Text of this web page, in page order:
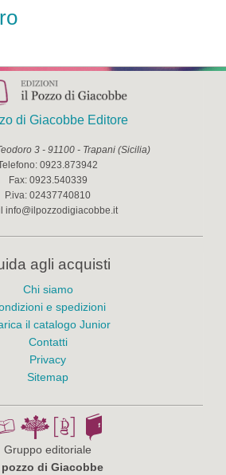
di Giacobbe Editore
3 - 91100 - Trapani (Sicilia)
0923.873942
Fax: 0923.540339
P.iva: 02437740810
info@ilpozzodigiacobbe.it
agli acquisti
Chi siamo
e spedizioni
il catalogo Junior
Contatti
Privacy
Sitemap
Gruppo editoriale
pozzo di Giacobbe